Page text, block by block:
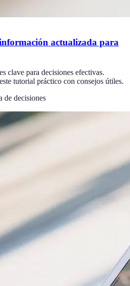
actualizada para
clave para decisiones efectivas.
tutorial práctico con consejos útiles.
de decisiones